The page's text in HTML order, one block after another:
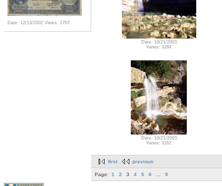
Date: 12/13/2002 Views: 2707
Date: 10/21/2003
Views: 3284
Date: 10/21/2003
Views: 3162
first previous
Page: 1 2 3 4 5 6 9